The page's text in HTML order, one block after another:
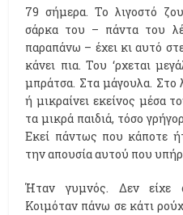
79 σήμερα. Το λιγοστό
σάρκα του – πάντα του
παραπάνω – έχει κι αυτό
κάνει πια. Του ‘ρχεται
μπράτσα. Στα μάγουλα. Στο
ή μικραίνει εκείνος μέσα
τα μικρά παιδιά, τόσο
Εκεί πάντως που κάποτε
την απουσία αυτού που
Ήταν γυμνός. Δεν είχε
Κοιμόταν πάνω σε κάτι